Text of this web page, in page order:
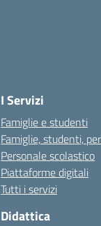
I Servizi
Famiglie e studenti
Famiglie, studenti,
Personale scolastico
Piattaforme digitali
Tutti i servizi
Didattica